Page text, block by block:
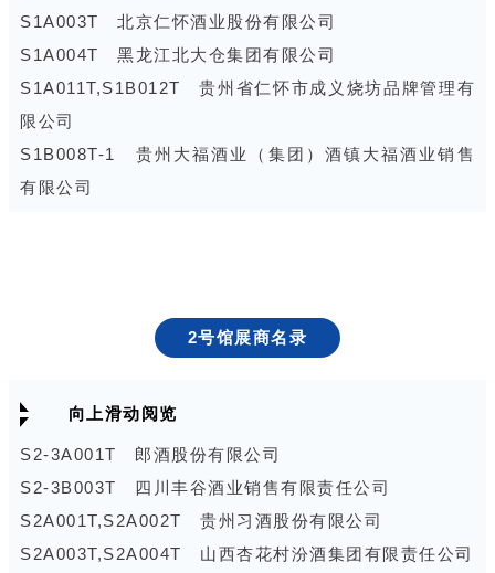
S1A003T 北京仁怀酒业股份有限公司
S1A004T 黑龙江北大仓集团有限公司
S1A011T,S1B012T 贵州省仁怀市成义烧坊品牌管理有
限公司
S1B008T-1 贵州大福酒业（集团）酒镇大福酒业销售
有限公司
S1C014T-2,S1C014T-3 河南国花醉酒业有限公司
S1C014T-4 潮州市彩雅工艺品有限公司
S1C017T-2 江苏两相赢酒业有限公司
S1C017T-4 山西杏花东杏酒业股份有限公司
S1C018T 成都新思维酒业有限公司
S1C025T-3 安徽省亳州市酒巷酒业有限责任公司
S1C027T,S1C028T 贵州杜康酒业销售有限公司
2号馆展商名录
向上滑动阅览
S2-3A001T 郎酒股份有限公司
S2-3B003T 四川丰谷酒业销售有限责任公司
S2A001T,S2A002T 贵州习酒股份有限公司
S2A003T,S2A004T 山西杏花村汾酒集团有限责任公司